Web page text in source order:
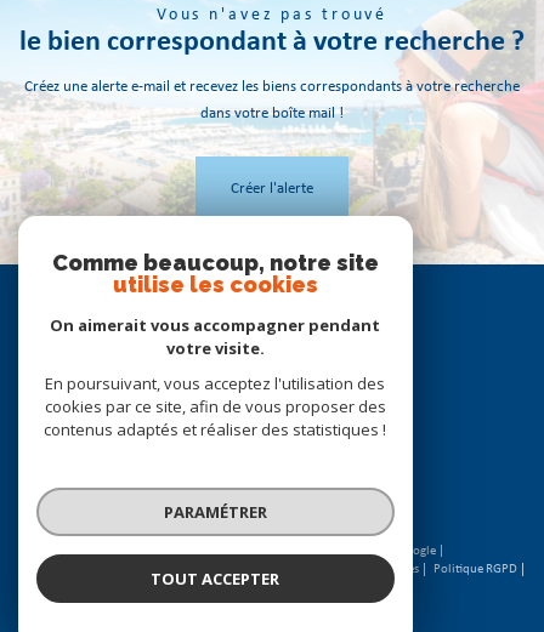
Vous n'avez pas trouvé
le bien correspondant à votre recherche ?
Créez une alerte e-mail et recevez les biens correspondants à votre recherche
dans votre boîte mail !
Créer l'alerte
Se
connecter
Nous
suivre
© 2026 | Tous droits réservés | Traduction powered by Google |
Nos honoraires
Partenaires
Politique RGPD
Cookies
Comme beaucoup, notre site
utilise les cookies
On aimerait vous accompagner pendant
votre visite.
En poursuivant, vous acceptez l'utilisation des
cookies par ce site, afin de vous proposer des
contenus adaptés et réaliser des statistiques !
PARAMÉTRER
TOUT ACCEPTER